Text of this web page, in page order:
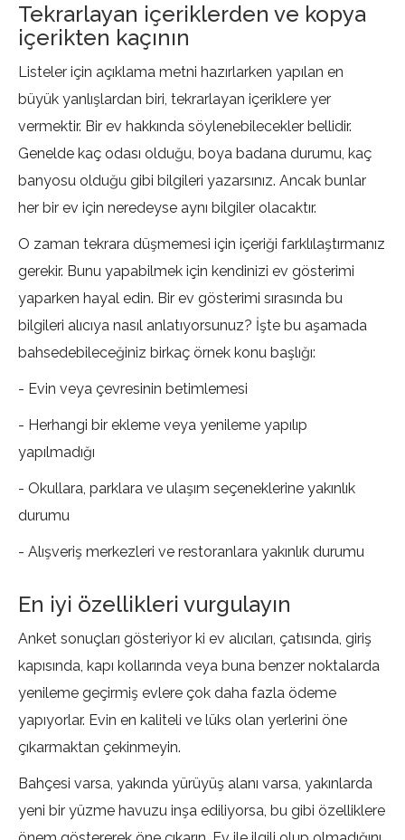
Tekrarlayan içeriklerden ve kopya
içerikten kaçının
Listeler için açıklama metni hazırlarken yapılan en
büyük yanlışlardan biri, tekrarlayan içeriklere yer
vermektir. Bir ev hakkında söylenebilecekler bellidir.
Genelde kaç odası olduğu, boya badana durumu, kaç
banyosu olduğu gibi bilgileri yazarsınız. Ancak bunlar
her bir ev için neredeyse aynı bilgiler olacaktır.
O zaman tekrara düşmemesi için içeriği farklılaştırmanız
gerekir. Bunu yapabilmek için kendinizi ev gösterimi
yaparken hayal edin. Bir ev gösterimi sırasında bu
bilgileri alıcıya nasıl anlatıyorsunuz? İşte bu aşamada
bahsedebileceğiniz birkaç örnek konu başlığı:
- Evin veya çevresinin betimlemesi
- Herhangi bir ekleme veya yenileme yapılıp
yapılmadığı
- Okullara, parklara ve ulaşım seçeneklerine yakınlık
durumu
- Alışveriş merkezleri ve restoranlara yakınlık durumu
En iyi özellikleri vurgulayın
Anket sonuçları gösteriyor ki ev alıcıları, çatısında, giriş
kapısında, kapı kollarında veya buna benzer noktalarda
yenileme geçirmiş evlere çok daha fazla ödeme
yapıyorlar. Evin en kaliteli ve lüks olan yerlerini öne
çıkarmaktan çekinmeyin.
Bahçesi varsa, yakında yürüyüş alanı varsa, yakınlarda
yeni bir yüzme havuzu inşa ediliyorsa, bu gibi özelliklere